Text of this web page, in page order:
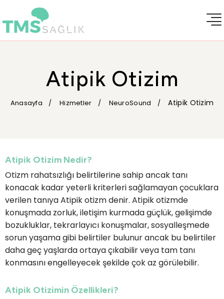
Atipik Otizim
Anasayfa Hizmetler NeuroSound Atipik Otizim
Atipik Otizim Nedir?
Otizm rahatsızlığı belirtilerine sahip ancak tanı
konacak kadar yeterli kriterleri sağlamayan çocuklara
verilen tanıya Atipik otizm denir. Atipik otizmde
konuşmada zorluk, iletişim kurmada güçlük, gelişimde
bozukluklar, tekrarlayıcı konuşmalar, sosyalleşmede
sorun yaşama gibi belirtiler bulunur ancak bu belirtiler
daha geç yaşlarda ortaya çıkabilir veya tam tanı
konmasını engelleyecek şekilde çok az görülebilir.
Atipik Otizimin Özellikleri?